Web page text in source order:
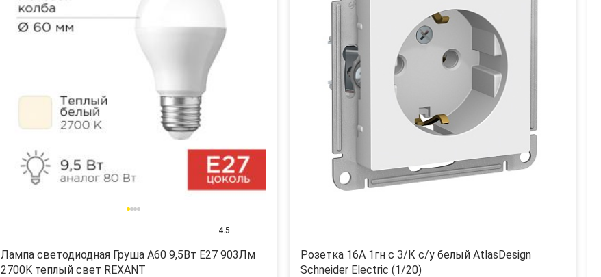
4.5
Лампа светодиодная Груша A60 9,5Вт E27 903Лм
2700K теплый свет REXANT
Розетка 16А 1гн с З/К с/у белый AtlasDesign
Schneider Electric (1/20)